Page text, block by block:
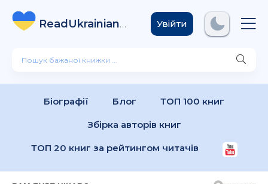
ReadUkrainian
Books .com
Увійти
Біографії Блог ТОП 100 книг
Збірка авторів книг
ТОП 20 книг за рейтингом читачів